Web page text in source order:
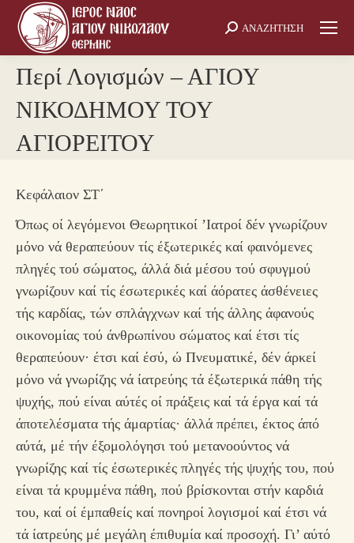
Search:
ΑΝΑΖΗΤΗΣΗ
Περί Λογισμών – ΑΓΙΟΥ
ΝΙΚΟΔΗΜΟΥ ΤΟΥ
ΑΓΙΟΡΕΙΤΟΥ
Κεφάλαιον ΣΤ΄
Όπως οί λεγόμενοι Θεωρητικοί ’Ιατροί δέν γνωρίζουν
μόνο νά θεραπεύουν τίς έξωτερικές καί φαινόμενες
πληγές τού σώματος, άλλά διά μέσου τού σφυγμού
γνωρίζουν καί τίς έσωτερικές καί άόρατες άσθένειες
τής καρδίας, τών σπλάγχνων καί τής άλλης άφανούς
οικονομίας τού άνθρωπίνου σώματος καί έτσι τίς
θεραπεύουν· έτσι καί έσύ, ώ Πνευματικέ, δέν άρκεί
μόνο νά γνωρίζης νά ίατρεύης τά έξωτερικά πάθη τής
ψυχής, πού είναι αύτές οί πράξεις καί τά έργα καί τά
άποτελέσματα τής άμαρτίας· άλλά πρέπει, έκτος άπό
αύτά, μέ τήν έξομολόγησι τού μετανοούντος νά
γνωρίζης καί τίς έσωτερικές πληγές τής ψυχής του, πού
είναι τά κρυμμένα πάθη, πού βρίσκονται στήν καρδιά
του, καί οί έμπαθείς καί πονηροί λογισμοί καί έτσι νά
τά ίατρεύης μέ μεγάλη έπιθυμία καί προσοχή. Γι’ αύτό